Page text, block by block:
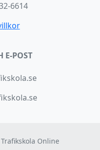
6614
E-POST
Online